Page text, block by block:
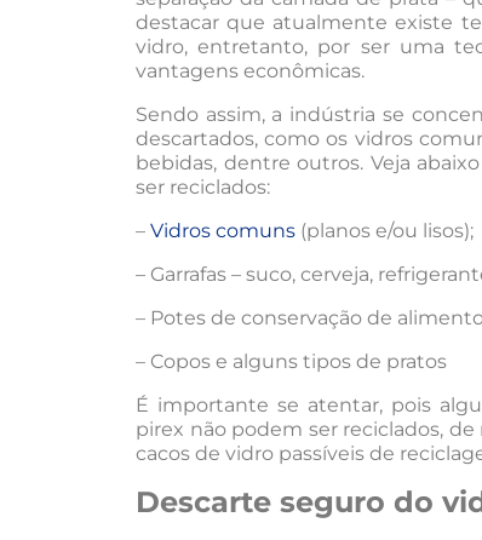
destacar que atualmente existe
vidro, entretanto, por ser uma
vantagens econômicas.
Sendo assim, a indústria se
descartados, como os vidros
bebidas, dentre outros. Veja
ser reciclados:
– Vidros comuns (planos e/ou lisos);
– Garrafas – suco, cerveja,
– Potes de conservação de
– Copos e alguns tipos de pratos
É importante se atentar, pois
pirex não podem ser reciclados,
cacos de vidro passíveis de
Descarte seguro do